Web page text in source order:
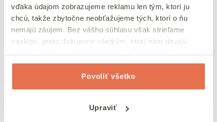
vďaka údajom zobrazujeme reklamu len tým, ktorí ju
chcú, takže zbytočne neobťažujeme tých, ktorí o ňu
nemajú záujem. Bez vášho súhlasu však strieľame
naslepo, preto ďakujeme všetkým, ktorí nám dávajú
Povoliť všetko
Upraviť
Sicílska pistáciová omáčka sa dá pripraviť aj ako
nahraďte vegánskou